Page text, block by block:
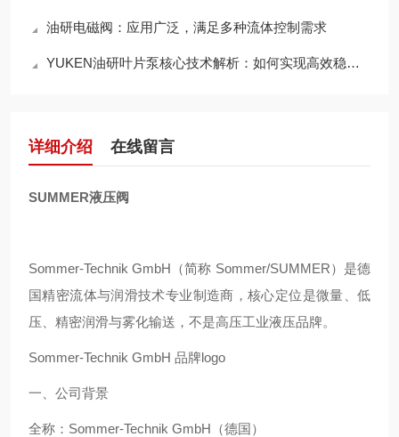
油研电磁阀：应用广泛，满足多种流体控制需求
YUKEN油研叶片泵核心技术解析：如何实现高效稳定的液压动力输出？
详细介绍 在线留言
SUMMER液压阀
Sommer‑Technik GmbH（简称 Sommer/SUMMER）是德
国精密流体与润滑技术专业制造商，核心定位是微量、低
压、精密润滑与雾化输送，不是高压工业液压品牌。
Sommer-Technik GmbH 品牌logo
一、公司背景
全称：Sommer‑Technik GmbH（德国）